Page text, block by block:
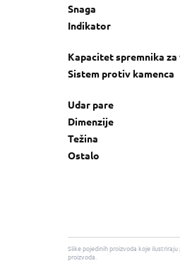
Snaga
Indikator
Kapacitet spremnika za
Sistem protiv kamenca
Udar pare
Dimenzije
Težina
Ostalo
Slike pojedinih proizvoda koje
proizvoda.